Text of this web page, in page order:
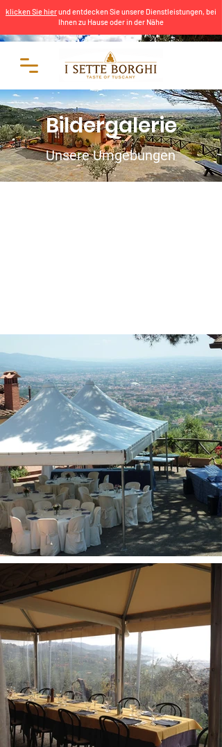
klicken Sie hierund entdecken Sie unsere Dienstleistungen, bei
Ihnen zu Hause oder in der Nähe
Bildergalerie
Unsere Umgebungen